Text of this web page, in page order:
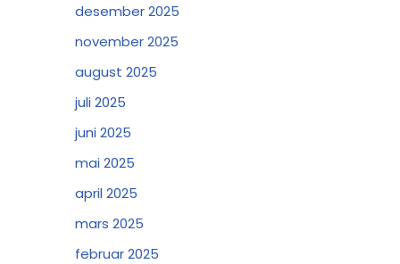
desember 2025
november 2025
august 2025
juli 2025
juni 2025
mai 2025
april 2025
mars 2025
februar 2025